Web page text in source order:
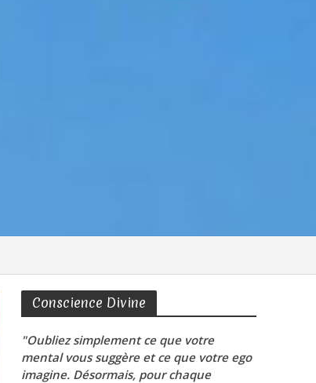
Conscience Divine
"Oubliez simplement ce que votre
mental vous suggère et ce que votre ego
imagine. Désormais, pour chaque